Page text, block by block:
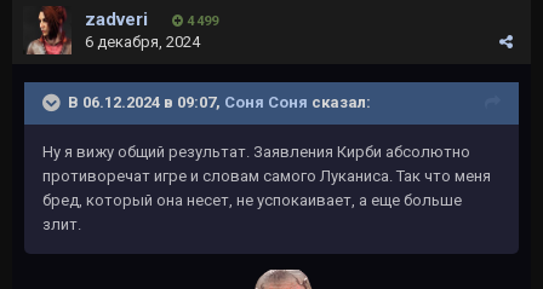
zadveri 4 499
6 декабря, 2024
В 06.12.2024 в 09:07, Соня Соня сказал:
Ну я вижу общий результат. Заявления Кирби абсолютно
противоречат игре и словам самого Луканиса. Так что меня
бред, который она несет, не успокаивает, а еще больше
злит.